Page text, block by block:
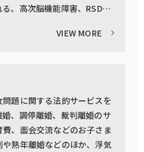
、高次脳機能障害、RSD…
VIEW MORE
題に関する法的サービスを
、調停離婚、裁判離婚のサ
、面会交流などのお子さま
熟年離婚などのほか、浮気